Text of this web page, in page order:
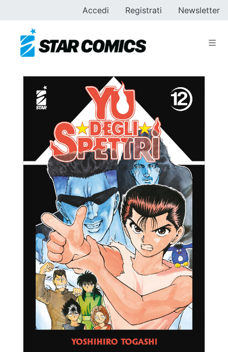
Accedi Registrati Newsletter